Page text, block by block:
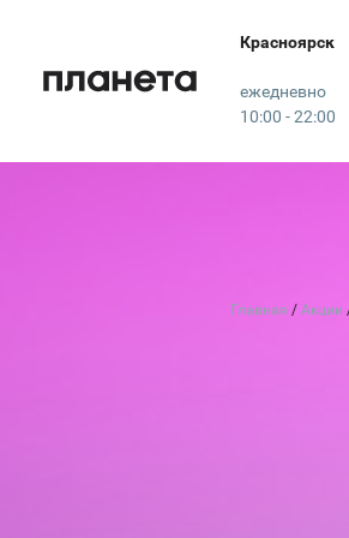
Планета
Красноярск
ежедневно
10:00 - 22:00
Главная Акции